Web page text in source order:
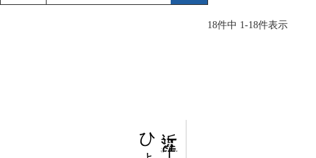
18件中 1 -18件表示
の